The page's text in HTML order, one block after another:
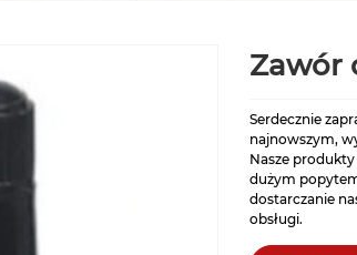
Zawór
Serdecznie
najnowszym,
Nasze
dużym
dostarczanie
obsługi.